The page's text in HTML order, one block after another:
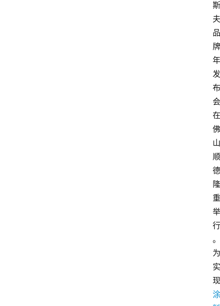
斯
夫
品
牌
年
发
布
会
在
佛
山
顺
德
隆
重
举
行
。
为
实
现
涂